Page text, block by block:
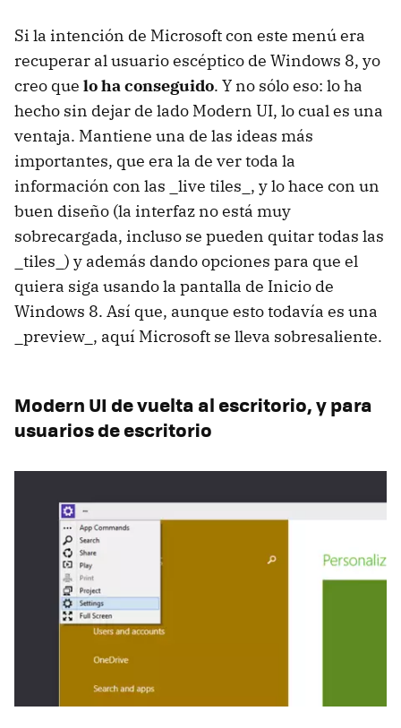
Si la intención de Microsoft con este menú era
recuperar al usuario escéptico de Windows 8, yo
creo que lo ha conseguido. Y no sólo eso: lo ha
hecho sin dejar de lado Modern UI, lo cual es una
ventaja. Mantiene una de las ideas más
importantes, que era la de ver toda la
información con las _live tiles_, y lo hace con un
buen diseño (la interfaz no está muy
sobrecargada, incluso se pueden quitar todas las
_tiles_) y además dando opciones para que el
quiera siga usando la pantalla de Inicio de
Windows 8. Así que, aunque esto todavía es una
_preview_, aquí Microsoft se lleva sobresaliente.
Modern UI de vuelta al escritorio, y para
usuarios de escritorio